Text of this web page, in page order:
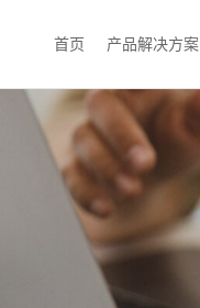
首页 产品解决方案